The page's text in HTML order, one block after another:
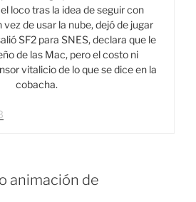
loco tras la idea de seguir con
de usar la nube, dejó de jugar
SF2 para SNES, declara que le
de las Mac, pero el costo ni
vitalicio de lo que se dice en la
cobacha.
animación de